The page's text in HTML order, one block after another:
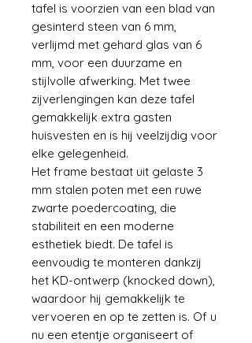
tafel is voorzien van een blad van
gesinterd steen van 6 mm,
verlijmd met gehard glas van 6
mm, voor een duurzame en
stijlvolle afwerking. Met twee
zijverlengingen kan deze tafel
gemakkelijk extra gasten
huisvesten en is hij veelzijdig voor
elke gelegenheid.
Het frame bestaat uit gelaste 3
mm stalen poten met een ruwe
zwarte poedercoating, die
stabiliteit en een moderne
esthetiek biedt. De tafel is
eenvoudig te monteren dankzij
het KD-ontwerp (knocked down),
waardoor hij gemakkelijk te
vervoeren en op te zetten is. Of u
nu een etentje organiseert of